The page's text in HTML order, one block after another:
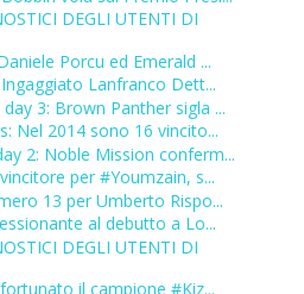
DEGLI UTENTI DI
Porcu ed Emerald ...
Lanfranco Dett...
3: Brown Panther sigla ...
Nel 2014 sono 16 vincito...
2: Noble Mission conferm...
per #Youmzain, s...
13 per Umberto Rispo...
al debutto a Lo...
DEGLI UTENTI DI
il campione #Kiz...